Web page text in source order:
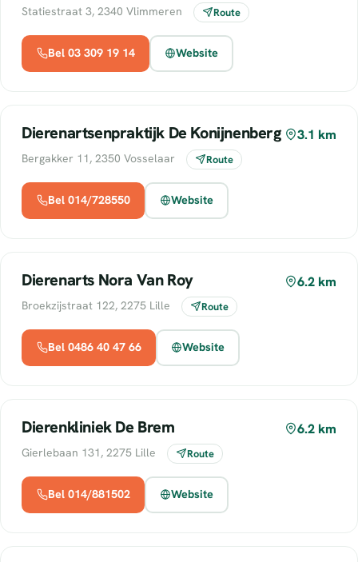
Statiestraat 3, 2340 Vlimmeren Route
Bel 03 309 19 14 Website
Dierenartsenpraktijk De Konijnenberg 3.1 km
Bergakker 11, 2350 Vosselaar Route
Bel 014/728550 Website
Dierenarts Nora Van Roy 6.2 km
Broekzijstraat 122, 2275 Lille Route
Bel 0486 40 47 66 Website
Dierenkliniek De Brem 6.2 km
Gierlebaan 131, 2275 Lille Route
Bel 014/881502 Website